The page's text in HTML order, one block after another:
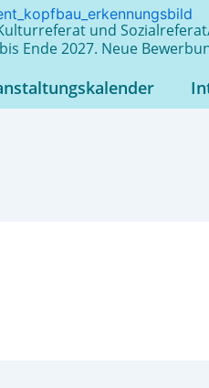
und
Ende 2027. Neue